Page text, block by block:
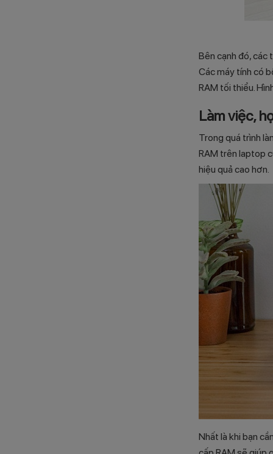
Bên cạnh đó, các
Các máy tính có
RAM tối thiểu.
Làm việc,
Trong quá trình
RAM trên laptop
hiệu quả cao hơn.
Nhất là khi bạn